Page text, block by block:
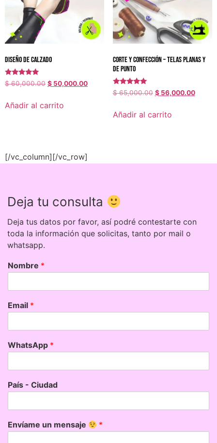
DISEÑO DE CALZADO
Valorado
con
$60,000.00 $ 50,000.00
Añadir al carrito
CORTE Y CONFECCIÓN – Telas planas y
de punto
Valorado
con
$65,000.00 $56,000.00
Añadir al carrito
[/vc_column][/vc_row]
Deja tu consulta
Deja tus datos por favor, así podré contestarte con
toda la información que solicitas, tanto por mail o
whatsapp.
Nombre *
Email *
WhatsApp *
País - Ciudad
Envíame un mensaje *